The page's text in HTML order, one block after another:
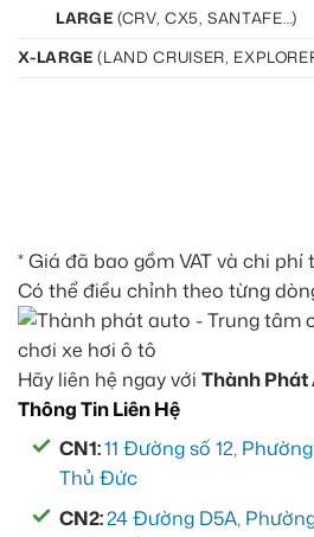
LARGE (CRV, CX5, SANTAFE…)
X-LARGE(LAND CRUISER,
* Giá đã bao gồm VAT và chi phí
Có thể điều chỉnh theo từng
Hãy liên hệ ngay với Thành Phát
Thông Tin Liên Hệ
CN1:11 Đường số 12,
Thủ Đức
CN2:24 Đường D5A,